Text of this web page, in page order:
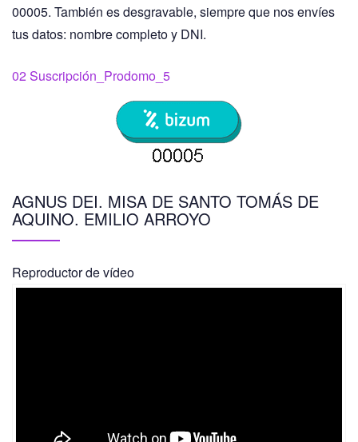
00005. También es desgravable, siempre que nos envíes
tus datos: nombre completo y DNI.
02 Suscripción_Prodomo_5
AGNUS DEI. MISA DE SANTO TOMÁS DE
AQUINO. EMILIO ARROYO
Reproductor de vídeo